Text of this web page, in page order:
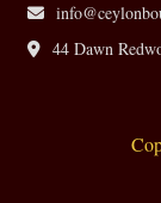
44 Dawn